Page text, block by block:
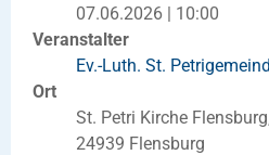
07.06.2026 | 10:00
Veranstalter
Ev.-Luth. St.
Ort
St. Petri Kirche
24939 Flensburg